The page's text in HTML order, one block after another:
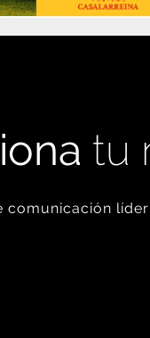
tu
comunicación